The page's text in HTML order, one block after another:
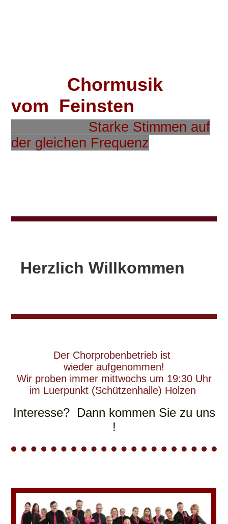
C hormusik
vom Feinsten
Starke Stimmen auf
der gleichen Frequenz
Herzlich Willkommen
Der Chorprobenbetrieb ist
wieder aufgenommen!
Wir proben immer mittwochs um 19:30 Uhr
im Luerpunkt (Schützenhalle) Holzen
Interesse? Dann kommen Sie zu uns
!